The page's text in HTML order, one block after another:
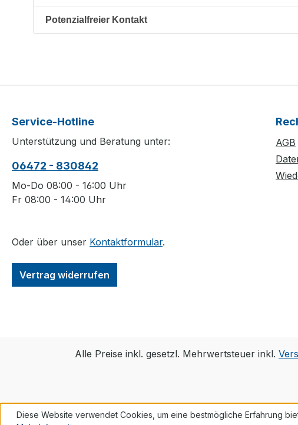
Potenzialfreier Kontakt
Service-Hotline
Unterstützung und Beratung unter:
06472 - 830842
Mo-Do 08:00 - 16:00 Uhr
Fr 08:00 - 14:00 Uhr
Oder über unser Kontaktformular.
Vertrag widerrufen
AGB
Alle Preise inkl. gesetzl. Mehrwertsteuer inkl.
Diese Website verwendet Cookies, um eine bestmögliche Erfahrung